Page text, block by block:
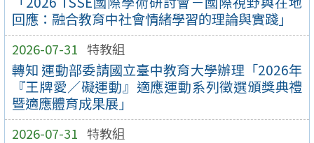
回應：融合教育中社會情緒學習的理論與實踐」
2026-07-31 特教組
轉知 運動部委請國立臺中教育大學辦理「2026年
『王牌愛／礙運動』適應運動系列徵選頒獎典禮
暨適應體育成果展」
2026-07-31 特教組